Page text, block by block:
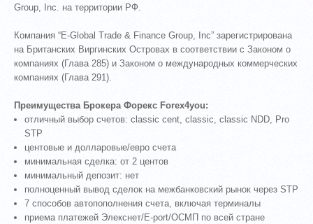
Group, Inc. на территории РФ.
Компания “E-Global Trade & Finance Group, Inc” зарегистрирована
на Британских Виргинских Островах в соответствии с Законом о
компаниях (Глава 285) и Законом о международных коммерческих
компаниях (Глава 291).
Преимущества Брокера Форекс Forex4you:
отличный выбор счетов: classic cent, classic, classic NDD, Pro
STP
центовые и долларовые/евро счета
минимальная сделка: от 2 центов
минимальный депозит: нет
полноценный вывод сделок на межбанковский рынок через STP
7 способов автопополнения счета, включая терминалы
приема платежей Элекснет/E-port/ОСМП по всей стране